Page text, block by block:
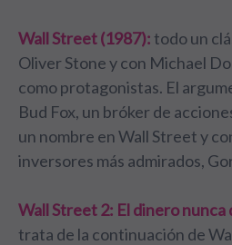
Wall Street (1987): todo un
Oliver Stone y con Michael
como protagonistas. El
Bud Fox, un bróker de
un nombre en Wall Street y
inversores más admirados,
Wall Street 2: El dinero nunca
trata de la continuación de